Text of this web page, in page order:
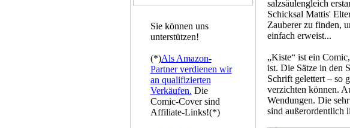
Sie können uns
unterstützen!
(*)Als Amazon-
Partner verdienen wir
an qualifizierten
Verkäufen. Die
Comic-Cover sind
Affiliate-Links!(*)
salzsäulengleich
Schicksal Mattis'
Zauberer zu finden,
einfach erweist...
„Kiste“ ist ein
ist. Die Sätze in den
Schrift gelettert – so
verzichten können.
Wendungen. Die
sind außerordentlich